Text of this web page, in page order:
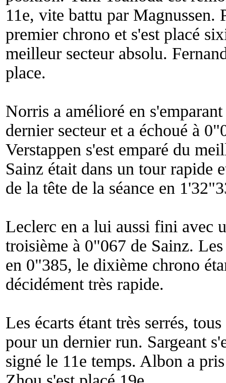
11e, vite battu par Magnussen.
premier chrono et s'est placé
meilleur secteur absolu.
place.
Norris a amélioré en
dernier secteur et a échoué à
Verstappen s'est emparé du
Sainz était dans un tour rapide
de la tête de la séance en
Leclerc en a lui aussi fini avec
troisième à 0"067 de Sainz.
en 0"385, le dixième chrono
décidément très rapide.
Les écarts étant très serrés,
pour un dernier run. Sargeant
signé le 11e temps. Albon a